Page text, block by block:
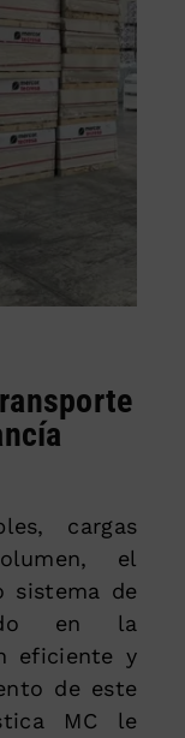
cargas
el
sistema de
en la
eficiente y
de este
MC le